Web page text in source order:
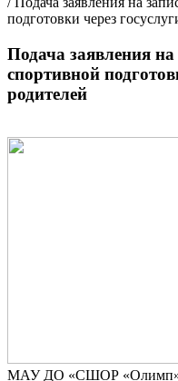
подготовки через
Подача заявления
спортивной
родителей
МАУ ДО «СШОР «Олимп»